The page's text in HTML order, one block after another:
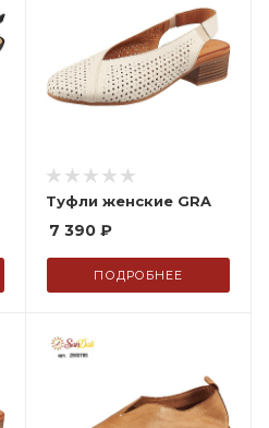
Туфли женские GRA
7 390₽
ПОДРОБНЕЕ